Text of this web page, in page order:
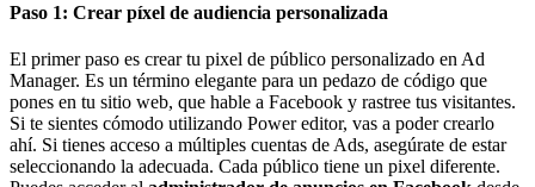
Paso 1: Crear píxel de audiencia personalizada
El primer paso es crear tu pixel de público personalizado en Ad
Manager. Es un término elegante para un pedazo de código que
pones en tu sitio web, que hable a Facebook y rastree tus visitantes.
Si te sientes cómodo utilizando Power editor, vas a poder crearlo
ahí. Si tienes acceso a múltiples cuentas de Ads, asegúrate de estar
seleccionando la adecuada. Cada público tiene un pixel diferente.